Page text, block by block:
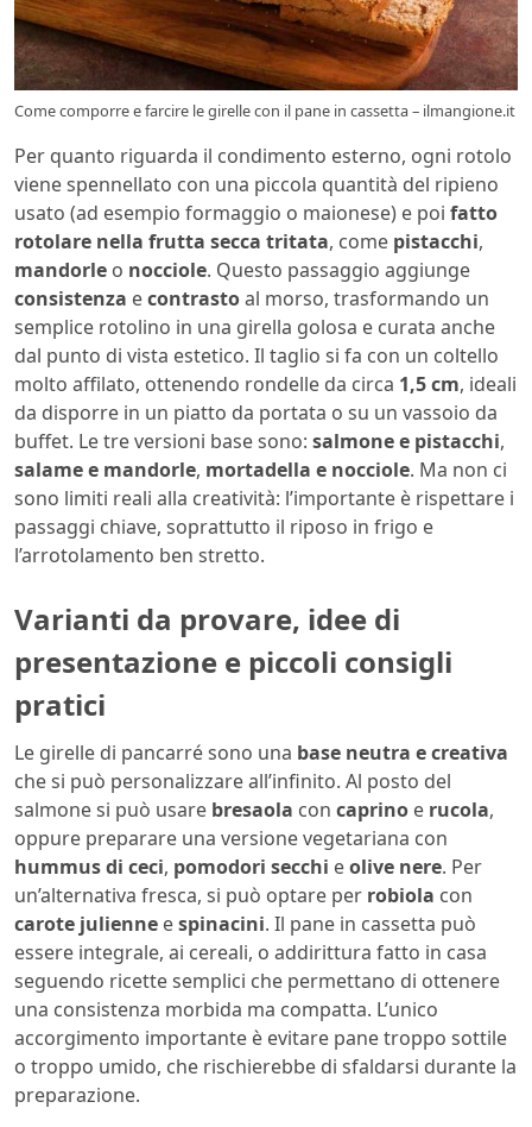
Come comporre e farcire le girelle con il pane in cassetta – ilmangione.it
Per quanto riguarda il condimento esterno, ogni rotolo
viene spennellato con una piccola quantità del ripieno
usato (ad esempio formaggio o maionese) e poi fatto
rotolare nella frutta secca tritata, come pistacchi,
mandorle o nocciole. Questo passaggio aggiunge
consistenza econtrastoal morso, trasformando un
semplice rotolino in una girella golosa e curata anche
dal punto di vista estetico. Il taglio si fa con un coltello
molto affilato, ottenendo rondelle da circa 1,5 cm, ideali
da disporre in un piatto da portata o su un vassoio da
buffet. Le tre versioni base sono: salmone e pistacchi,
salame e mandorle, mortadella e nocciole. Ma non ci
sono limiti reali alla creatività: l’importante è rispettare i
passaggi chiave, soprattutto il riposo in frigo e
l’arrotolamento ben stretto.
Varianti da provare, idee di
presentazione e piccoli consigli
pratici
Le girelle di pancarré sono una base neutra e creativa
che si può personalizzare all’infinito. Al posto del
salmone si può usare bresaola con caprino e rucola,
oppure preparare una versione vegetariana con
hummus di ceci, pomodori secchi eolive nere. Per
un’alternativa fresca, si può optare per robiola con
carote julienne espinacini. Il pane in cassetta può
essere integrale, ai cereali, o addirittura fatto in casa
seguendo ricette semplici che permettano di ottenere
una consistenza morbida ma compatta. L’unico
accorgimento importante è evitare pane troppo sottile
o troppo umido, che rischierebbe di sfaldarsi durante la
preparazione.